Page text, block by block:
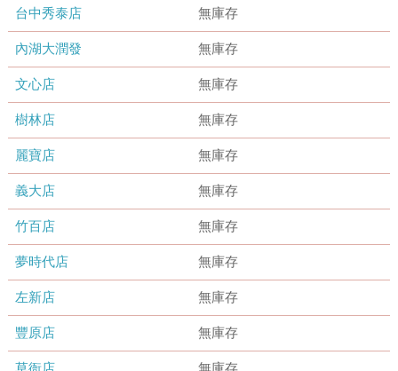
台中秀泰店 無庫存
內湖大潤發 無庫存
文心店 無庫存
樹林店 無庫存
麗寶店 無庫存
義大店 無庫存
竹百店 無庫存
夢時代店 無庫存
左新店 無庫存
豐原店 無庫存